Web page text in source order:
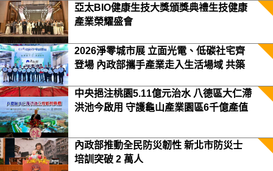
亞太BIO健康生技大獎頒獎典禮生技健康
產業榮耀盛會
2026淨零城市展 立面光電、低碳社宅齊
登場 內政部攜手產業走入生活場域 共築
中央挹注桃園5.11億元治水 八德區大仁滯
洪池今啟用 守護龜山產業園區6千億產值
內政部推動全民防災韌性 新北市防災士
培訓突破 2 萬人